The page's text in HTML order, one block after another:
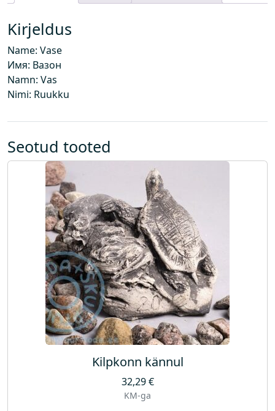
s
k
o
g
u
s
Kirjeldus
Name: Vase
Имя: Вазон
Namn: Vas
Nimi: Ruukku
Seotud tooted
Kilpkonn kännul
32,29€
KM-ga